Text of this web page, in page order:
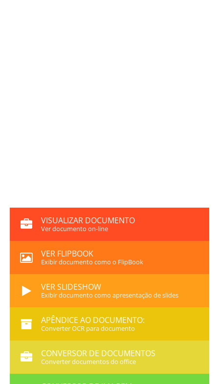
VISUALIZAR DOCUMENTO
Ver documento on-line
VER FLIPBOOK
Exibir documento como o FlipBook
VER SLIDESHOW
Exibir documento como apresentação de slides
APÊNDICE AO DOCUMENTO:
Converter OCR para documento
CONVERSOR DE DOCUMENTOS
Converter documentos do office